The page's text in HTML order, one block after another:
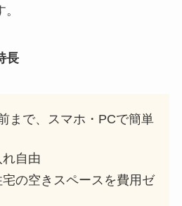
長
まで、スマホ・PCで簡単
自由
の空きスペースを費用ゼ